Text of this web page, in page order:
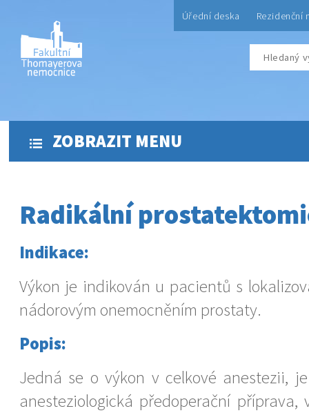
Úřední deska Rezidenční
ZOBRAZIT MENU
Radikální
Indikace:
Výkon je indikován u pacientů s
nádorovým onemocněním prostaty.
Popis:
Jedná se o výkon v celkové anestezii,
anesteziologická předoperační příprava,